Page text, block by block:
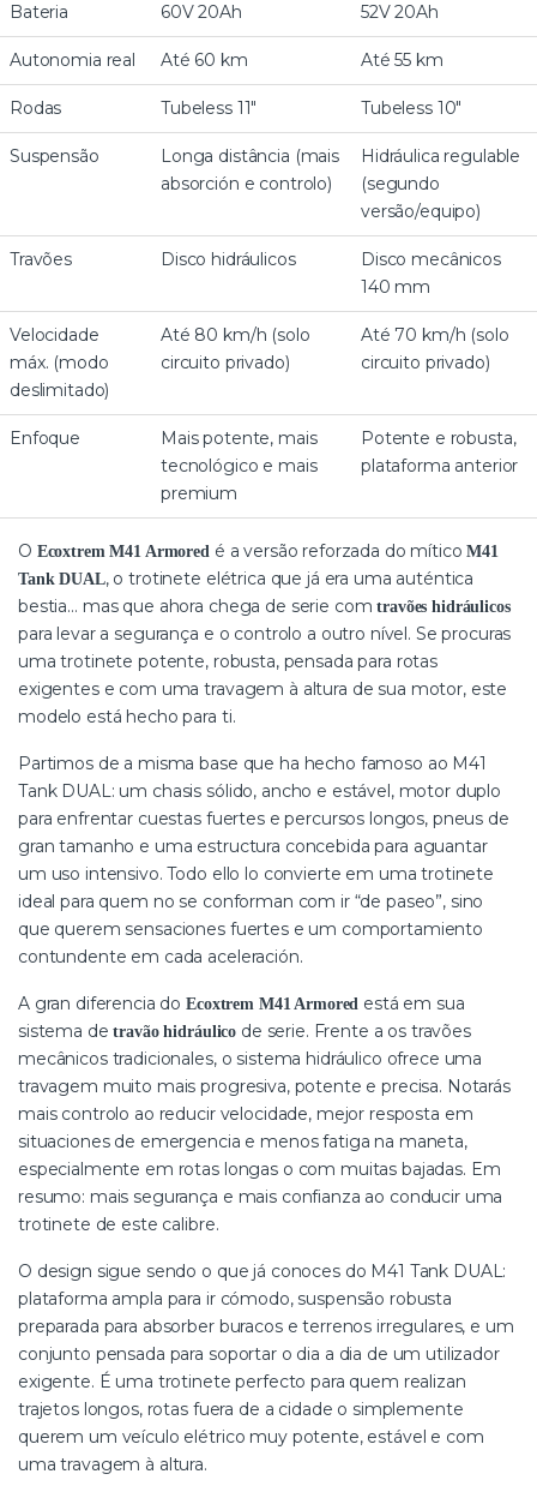
Bateria 60V 20Ah 52V 20Ah
Autonomia real Até 60 km Até 55 km
Rodas Tubeless 11″ Tubeless 10″
Suspensão
Longa distância (mais
absorción e controlo)
Hidráulica regulable
(segundo
versão/equipo)
Travões Disco hidráulicos
Disco mecânicos
140 mm
Velocidade
máx. (modo
deslimitado)
Até 80 km/h (solo
circuito privado)
Até 70 km/h (solo
circuito privado)
Enfoque
Mais potente, mais
tecnológico e mais
premium
Potente e robusta,
plataforma anterior
O Ecoxtrem M41 Armoredé a versão reforzada do míticoM41
Tank DUAL, o trotinete elétrica que já era uma auténtica
bestia… mas que ahora chega de serie comtravões hidráulicos
para levar a segurança e o controlo a outro nível. Se procuras
uma trotinete potente, robusta, pensada para rotas
exigentes e com uma travagem à altura de sua motor, este
modelo está hecho para ti.
Partimos de a misma base que ha hecho famoso ao M41
Tank DUAL: um chasis sólido, ancho e estável, motor duplo
para enfrentar cuestas fuertes e percursos longos, pneus de
gran tamanho e uma estructura concebida para aguantar
um uso intensivo. Todo ello lo convierte em uma trotinete
ideal para quem no se conforman com ir “de paseo”, sino
que querem sensaciones fuertes e um comportamiento
contundente em cada aceleración.
A gran diferencia doEcoxtrem M41 Armored está em sua
sistema detravão hidráulico de serie. Frente a os travões
mecânicos tradicionales, o sistema hidráulico ofrece uma
travagem muito mais progresiva, potente e precisa. Notarás
mais controlo ao reducir velocidade, mejor resposta em
situaciones de emergencia e menos fatiga na maneta,
especialmente em rotas longas o com muitas bajadas. Em
resumo: mais segurança e mais confianza ao conducir uma
trotinete de este calibre.
O design sigue sendo o que já conoces do M41 Tank DUAL:
plataforma ampla para ir cómodo, suspensão robusta
preparada para absorber buracos e terrenos irregulares, e um
conjunto pensada para soportar o dia a dia de um utilizador
exigente. É uma trotinete perfecto para quem realizan
trajetos longos, rotas fuera de a cidade o simplemente
querem um veículo elétrico muy potente, estável e com
uma travagem à altura.